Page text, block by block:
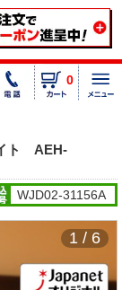
0
ト AEH-
WJD02-31156A
1 / 6